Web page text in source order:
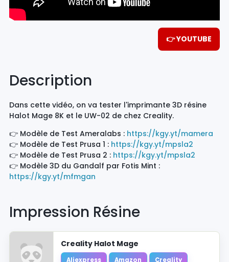
👉 YOUTUBE
Description
Dans cette vidéo, on va tester l'imprimante 3D résine
Halot Mage 8K et le UW-02 de chez Creality.
👉 Modèle de Test Ameralabs : https://kgy.yt/mamera
👉 Modèle de Test Prusa 1 : https://kgy.yt/mpsla2
👉 Modèle de Test Prusa 2 : https://kgy.yt/mpsla2
👉 Modèle 3D du Gandalf par Fotis Mint :
https://kgy.yt/mfmgan
Impression Résine
Creality Halot Mage
Aliexpress Amazon Creality